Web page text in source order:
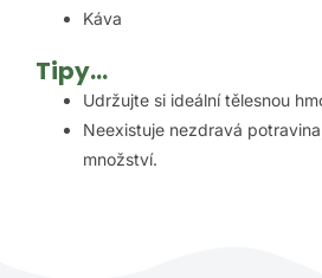
Káva
Tipy…
Udržujte si ideální tělesnou
Neexistuje nezdravá
množství.